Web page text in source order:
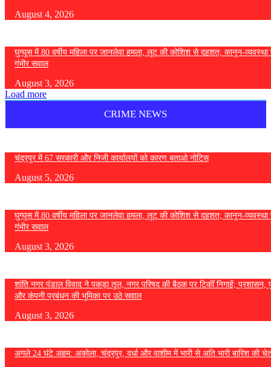
August 4, 2026
घुग्घूस में 80 वर्षीय महिला पर जानलेवा हमला, लूट की कोशिश से दहशत; कानून-व्यवस्था
गंभीर सवाल
August 3, 2026
Load more
CRIME NEWS
चंद्रपुर में 67 सरकारी और निजी कार्यालयों को कारण बताओ नोटिस
August 5, 2026
घुग्घूस में 80 वर्षीय महिला पर जानलेवा हमला, लूट की कोशिश से दहशत; कानून-व्यवस्था
गंभीर सवाल
August 3, 2026
शांति नगर पंडाल विवाद ने पकड़ा तूल, नगर परिषद की बैठक पर टिकीं निगाहें; प्रशासन,
और कंपनी प्रबंधन की भूमिका पर उठे सवाल
August 3, 2026
अगले 24 घंटे अहम: अकोला, चंद्रपुर, वर्धा और वाशीम में भारी से अति भारी बारिश की